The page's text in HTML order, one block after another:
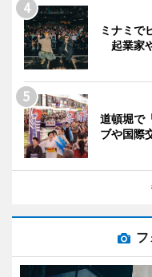
ミナミで
起業家
道頓堀で
ブや国際